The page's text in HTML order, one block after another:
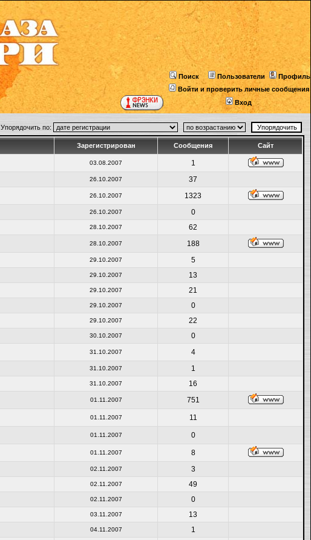
Поиск Пользователи
Профиль
Войти и проверить личные сообщения
Вход
Упорядочить по:
Зарегистрирован Сообщения Сайт
03.08.2007
1
26.10.2007
37
26.10.2007
1323
26.10.2007
0
28.10.2007
62
28.10.2007
188
29.10.2007
5
29.10.2007
13
29.10.2007
21
29.10.2007
0
29.10.2007
22
30.10.2007
0
31.10.2007
4
31.10.2007
1
31.10.2007
16
01.11.2007 751
01.11.2007 11
01.11.2007 0
01.11.2007
8
02.11.2007
3
02.11.2007
49
02.11.2007
0
03.11.2007
13
04.11.2007
1